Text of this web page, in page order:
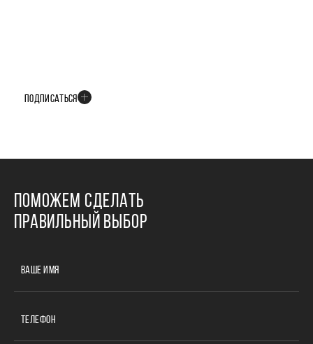
ПОДПИСАТЬСЯ
ПОМОЖЕМ СДЕЛАТЬ
ПРАВИЛЬНЫЙ ВЫБОР
ВАШЕ ИМЯ
ТЕЛЕФОН